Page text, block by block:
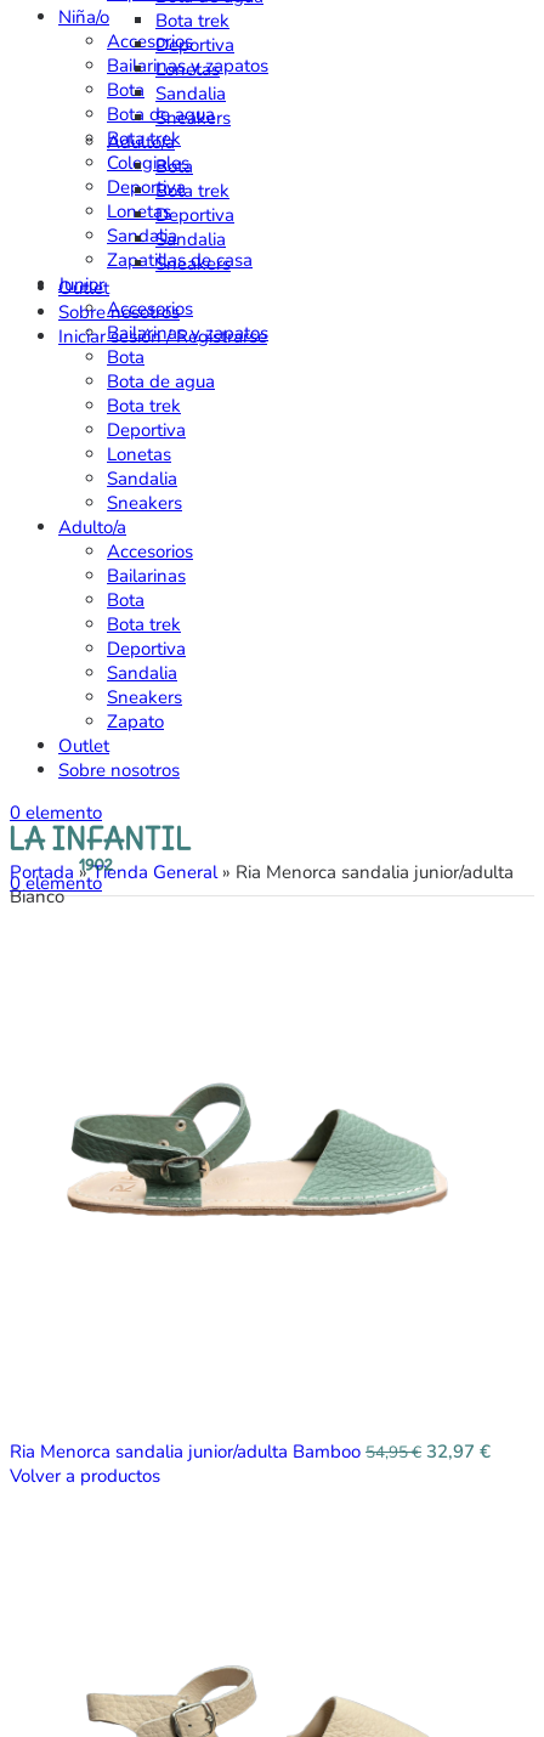
Niña/o
Accesorios
Bailarinas y zapatos
Bota
Bota de agua
Bota trek
Colegiales
Deportiva
Lonetas
Sandalia
Zapatillas de casa
Junior
Accesorios
Bailarinas y zapatos
Bota
Bota de agua
Bota trek
Deportiva
Lonetas
Sandalia
Sneakers
Adulto/a
Accesorios
Bailarinas
Bota
Bota trek
Deportiva
Sandalia
Sneakers
Zapato
Outlet
Sobre nosotros
0 elemento
0elemento
Portada »Tienda General» Ria Menorca sandalia junior/adulta
Bianco
Ria Menorca sandalia junior/adulta Bamboo 54,95€ 32,97 €
Volver a productos
Bota trek
Deportiva
Lonetas
Sandalia
Sneakers
Adulto/a
Bota
Bota trek
Deportiva
Sandalia
Sneakers
Outlet
Sobre nosotros
Iniciar sesión / Registrarse